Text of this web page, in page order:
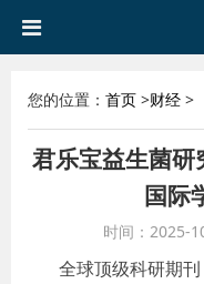
您的位置： 首页 >财经 >
君乐宝益生菌
国际
时间：2025-
全球顶级科研期刊